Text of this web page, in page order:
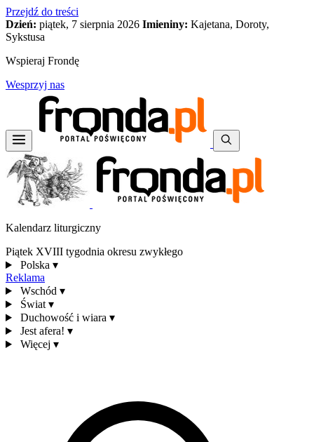
Przejdź do treści
Dzień: piątek, 7 sierpnia 2026 Imieniny: Kajetana, Doroty,
Sykstusa
Wspieraj Frondę
Wesprzyj nas
Kalendarz liturgiczny
Piątek XVIII tygodnia okresu zwykłego
Polska ▾
Reklama
Wschód ▾
Świat ▾
Duchowość i wiara ▾
Jest afera! ▾
Więcej ▾